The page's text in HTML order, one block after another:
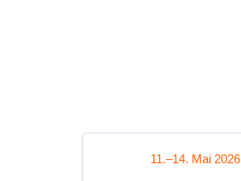
11.–14. Mai 2026